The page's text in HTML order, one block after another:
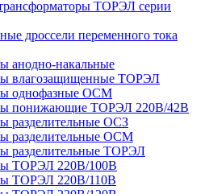
ТОРЭЛ серии
дроссели переменного тока
анодно-накальные
влагозащищенные ТОРЭЛ
однофазные ОСМ
понижающие ТОРЭЛ 220В/42В
разделительные ОСЗ
разделительные ОСМ
разделительные ТОРЭЛ
ТОРЭЛ 220В/100В
ТОРЭЛ 220В/110В